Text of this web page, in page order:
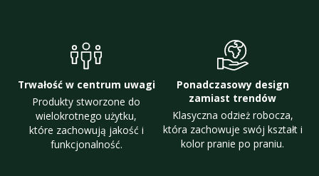
Trwałość w centrum uwagi
Produkty stworzone do
wielokrotnego użytku,
które zachowują jakość i
funkcjonalność.
Ponadczasowy design
zamiast trendów
Klasyczna odzież robocza,
która zachowuje swój kształt i
kolor pranie po praniu.